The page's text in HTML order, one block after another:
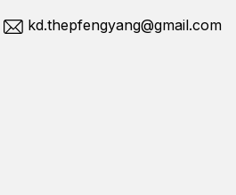
kd.thepfengyang@gmail.com